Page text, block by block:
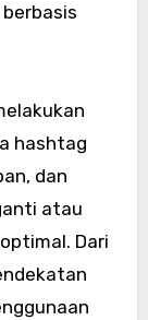
hashtag
dan
atau
Dari